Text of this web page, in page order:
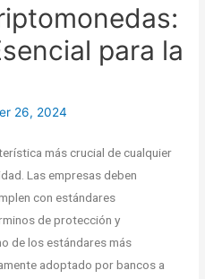
para la
26, 2024
más crucial de cualquier
Las empresas deben
con estándares
de protección y
de los estándares más
adoptado por bancos a